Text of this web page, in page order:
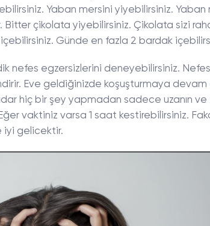
Yaban mersini yiyebilirsiniz.
çikolata yiyebilirsiniz. Çikolata sizi
Günde en fazla 2 bardak
nefes egzersizlerini deneyebilirsiniz.
Eve geldiğinizde koşuşturmaya devam
hiç bir şey yapmadan sadece uzanın
vaktiniz varsa 1 saat kestirebilirsiniz.
iyi gelicektir.